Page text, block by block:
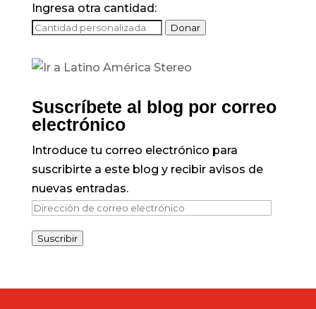
Ingresa otra cantidad:
Donar
Suscríbete al blog por correo
electrónico
Introduce tu correo electrónico para
suscribirte a este blog y recibir avisos de
nuevas entradas.
Dirección
correo
Suscribir